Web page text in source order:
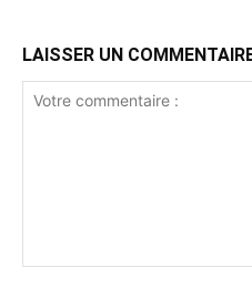
LAISSER UN